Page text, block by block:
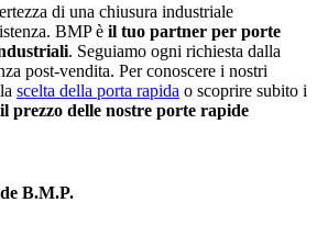
di una chiusura industriale
BMP è il tuo partner per porte
. Seguiamo ogni richiesta dalla
post-vendita. Per conoscere i nostri
scelta della porta rapida o scoprire subito i
prezzo delle nostre porte rapide
B.M.P.